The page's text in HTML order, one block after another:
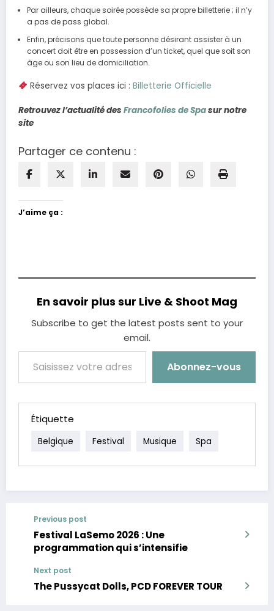
Par ailleurs, chaque soirée possède sa propre billetterie ; il n’y
a pas de pass global.
Enfin, précisons que toute personne désirant assister à un
concert doit être en possession d’un ticket, quel que soit son
âge ou son lieu de domiciliation.
Réservez vos places ici :Billetterie Officielle
Retrouvez l’actualité des Francofolies de Spasur notre
site
Partager ce contenu :
J’aime ça :
En savoir plus sur Live & Shoot Mag
Subscribe to get the latest posts sent to your
email.
Saisissez votre adresse e-mail…
Abonnez-vous
Étiquette
Belgique Festival Musique Spa
Previous post
Festival LaSemo 2026 : Une
programmation qui s’intensifie
Next post
The Pussycat Dolls, PCD FOREVER TOUR